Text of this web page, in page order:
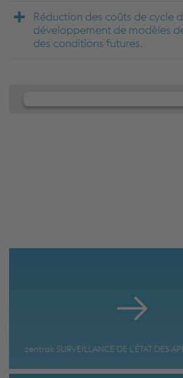
Réduction des coûts de cycle
développement de modèles
des conditions futures.
We need your consent to
zentrak SURVEILLANCE DE L'ÉTAT DES